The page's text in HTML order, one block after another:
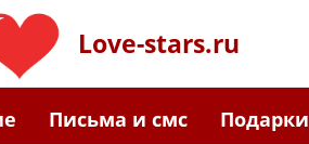
Love-stars.ru
Письма и смс Подарки